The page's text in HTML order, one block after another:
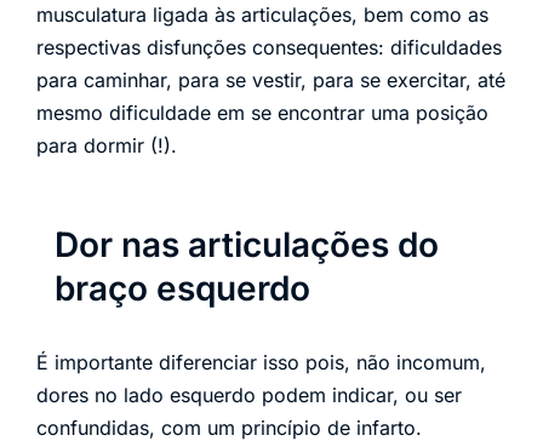
musculatura ligada às articulações, bem como as
respectivas disfunções consequentes: dificuldades
para caminhar, para se vestir, para se exercitar, até
mesmo dificuldade em se encontrar uma posição
para dormir (!).
Dor nas articulações do
braço esquerdo
É importante diferenciar isso pois, não incomum,
dores no lado esquerdo podem indicar, ou ser
confundidas, com um princípio de infarto.